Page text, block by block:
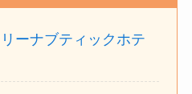
ーナブティックホテ